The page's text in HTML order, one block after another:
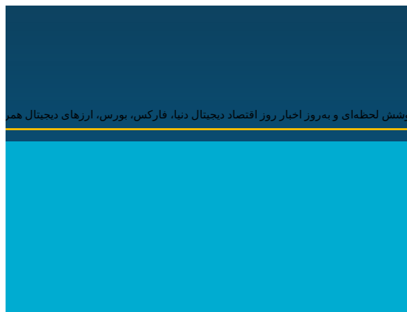
و به‌روز اخبار روز اقتصاد دیجیتال دنیا، فارکس، بورس، ارزهای دیجیتال همراه شما